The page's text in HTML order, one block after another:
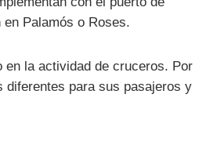
Palamós o Roses.
en la actividad de cruceros. Por
diferentes para sus pasajeros y